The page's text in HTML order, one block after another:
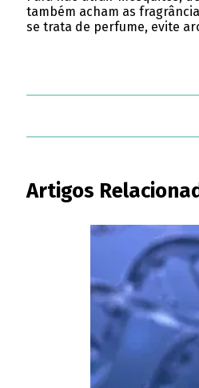
também acham as
se trata de perfume, evite
Artigos